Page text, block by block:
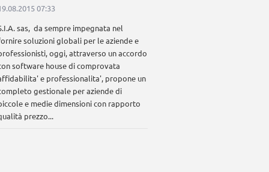
07:33
sas, da sempre impegnata nel
soluzioni globali per le aziende e
oggi, attraverso un accordo
software house di comprovata
e professionalita', propone un
gestionale per aziende di
e medie dimensioni con rapporto
prezzo...